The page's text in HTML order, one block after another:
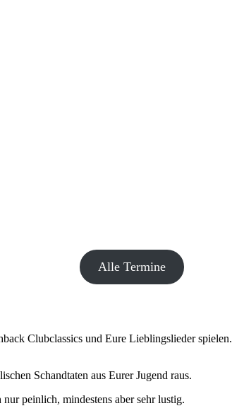
Alle Termine
Clubclassics und Eure Lieblingslieder spielen.
Schandtaten aus Eurer Jugend raus.
peinlich, mindestens aber sehr lustig.